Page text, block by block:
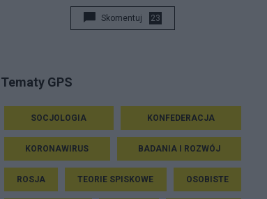
Skomentuj 23
Tematy GPS
SOCJOLOGIA KONFEDERACJA
KORONAWIRUS BADANIA I ROZWÓJ
ROSJA TEORIE SPISKOWE OSOBISTE